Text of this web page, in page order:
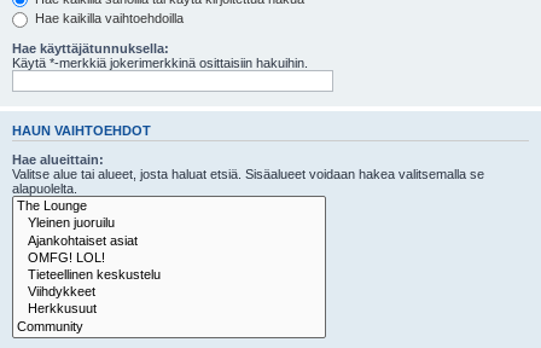
Hae kaikilla vaihtoehdoilla
Hae käyttäjätunnuksella:
Käytä *-merkkiä jokerimerkkinä osittaisiin hakuihin.
HAUN VAIHTOEHDOT
Hae alueittain:
Valitse alue tai alueet, josta haluat etsiä. Sisäalueet voidaan hakea valitsemalla se
alapuolelta.